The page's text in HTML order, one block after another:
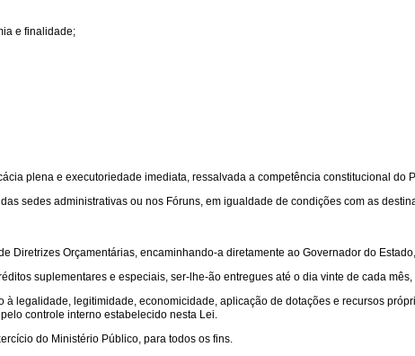
e finalidade;
plena e executoriedade imediata, ressalvada a competência constitucional do
sedes administrativas ou nos Fóruns, em igualdade de condições com as
Orçamentárias, encaminhando-a diretamente ao Governador do
suplementares e especiais, ser-lhe-ão entregues até o dia vinte de cada
legalidade, legitimidade, economicidade, aplicação de dotações e recursos
controle interno estabelecido nesta Lei.
do Ministério Público, para todos os fins.